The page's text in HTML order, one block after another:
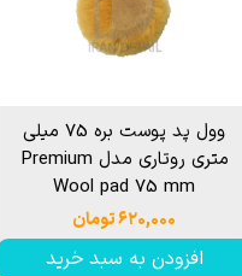
وول پد پوست بره 75 میلی
متری روتاری مدل Premium
Wool pad 75 mm
۶۲۰,۰۰۰ تومان
افزودن به سبد خرید